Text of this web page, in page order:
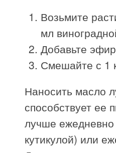
Возьмите
мл
Добавьте
Смешайте с 1
Наносить масло
способствует ее
лучше
кутикулой) или